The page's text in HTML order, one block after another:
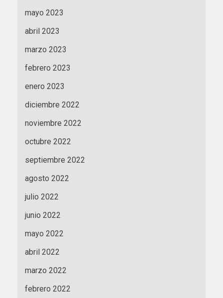
mayo 2023
abril 2023
marzo 2023
febrero 2023
enero 2023
diciembre 2022
noviembre 2022
octubre 2022
septiembre 2022
agosto 2022
julio 2022
junio 2022
mayo 2022
abril 2022
marzo 2022
febrero 2022